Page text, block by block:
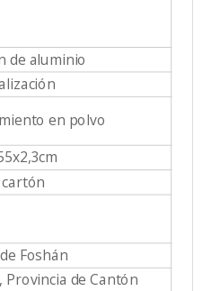
de aluminio
en polvo
cartón
Foshán
Provincia de Cantón